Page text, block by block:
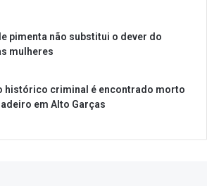
pimenta não substitui o dever do
mulheres
histórico criminal é encontrado morto
em Alto Garças